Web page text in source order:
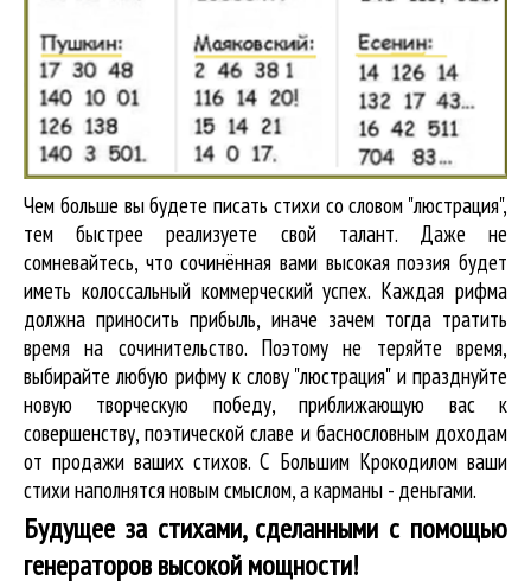
Чем больше вы будете писать стихи со словом "люстрация",
тем быстрее реализуете свой талант. Даже не
сомневайтесь, что сочинённая вами высокая поэзия будет
иметь колоссальный коммерческий успех. Каждая рифма
должна приносить прибыль, иначе зачем тогда тратить
время на сочинительство. Поэтому не теряйте время,
выбирайте любую рифму к слову "люстрация" и празднуйте
новую творческую победу, приближающую вас к
совершенству, поэтической славе и баснословным доходам
от продажи ваших стихов. С Большим Крокодилом ваши
стихи наполнятся новым смыслом, а карманы - деньгами.
Будущее за стихами, сделанными с помощью
генераторов высокой мощности!